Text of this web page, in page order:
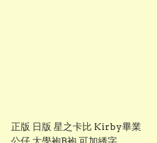
正版 日版 星之卡比 Kirby畢業